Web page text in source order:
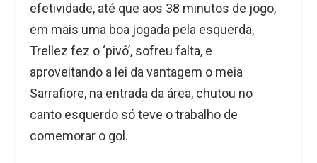
efetividade, até que aos 38 minutos de jogo,
em mais uma boa jogada pela esquerda,
Trellez fez o ‘pivô’, sofreu falta, e
aproveitando a lei da vantagem o meia
Sarrafiore, na entrada da área, chutou no
canto esquerdo só teve o trabalho de
comemorar o gol.